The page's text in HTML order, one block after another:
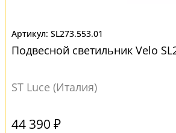
SL273.553.01
Подвесной светильник Velo
ST Luce (Италия)
44 390 ₽